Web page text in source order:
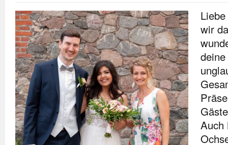
wir
Auch